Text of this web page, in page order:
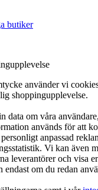
butiker
använder vi
shoppingupplevelse.
data om våra
används för att
anpassad
Vi kan även
leverantörer och visa
om du redan